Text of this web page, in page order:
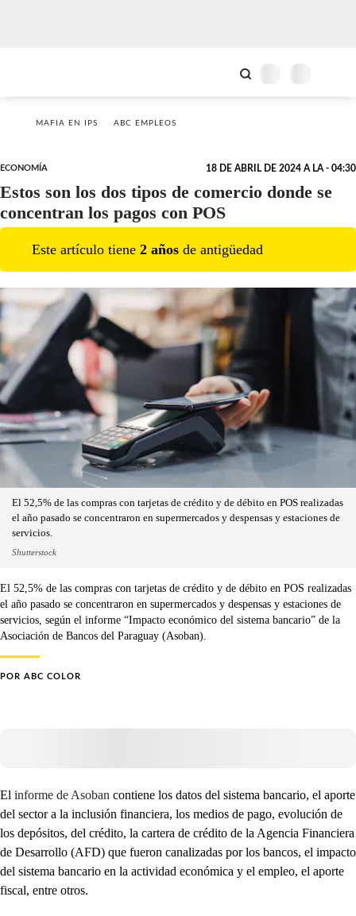
MAFIA EN IPS ABC EMPLEOS
ECONOMÍA 18 DE ABRIL DE 2024 A LA - 04:30
Estos son los dos tipos de comercio donde se
concentran los pagos con POS
Este artículo tiene 2 años de antigüedad
El 52,5% de las compras con tarjetas de crédito y de débito en POS realizadas
el año pasado se concentraron en supermercados y despensas y estaciones de
servicios.
Shutterstock
El 52,5% de las compras con tarjetas de crédito y de débito en POS realizadas
el año pasado se concentraron en supermercados y despensas y estaciones de
servicios, según el informe “Impacto económico del sistema bancario” de la
Asociación de Bancos del Paraguay (Asoban).
POR ABC COLOR
El informe de Asoban contiene los datos del sistema bancario, el aporte
del sector a la inclusión financiera, los medios de pago, evolución de
los depósitos, del crédito, la cartera de crédito de la Agencia Financiera
de Desarrollo (AFD) que fueron canalizadas por los bancos, el impacto
del sistema bancario en la actividad económica y el empleo, el aporte
fiscal, entre otros.